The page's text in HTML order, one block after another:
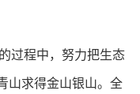
过程中，努力把生态
山求得金山银山。全